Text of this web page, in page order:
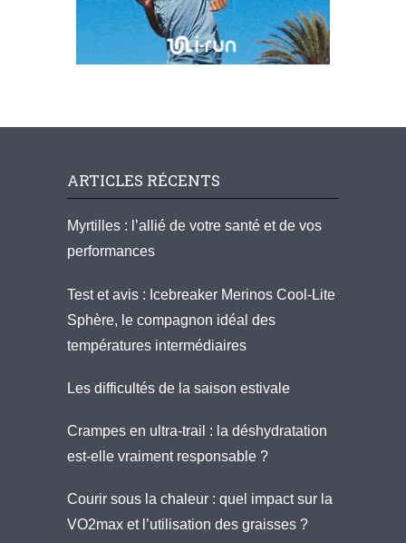
ARTICLES RÉCENTS
Myrtilles : l’allié de votre santé et de vos
performances
Test et avis : Icebreaker Merinos Cool-Lite
Sphère, le compagnon idéal des
températures intermédiaires
Les difficultés de la saison estivale
Crampes en ultra-trail : la déshydratation
est-elle vraiment responsable ?
Courir sous la chaleur : quel impact sur la
VO2max et l’utilisation des graisses ?